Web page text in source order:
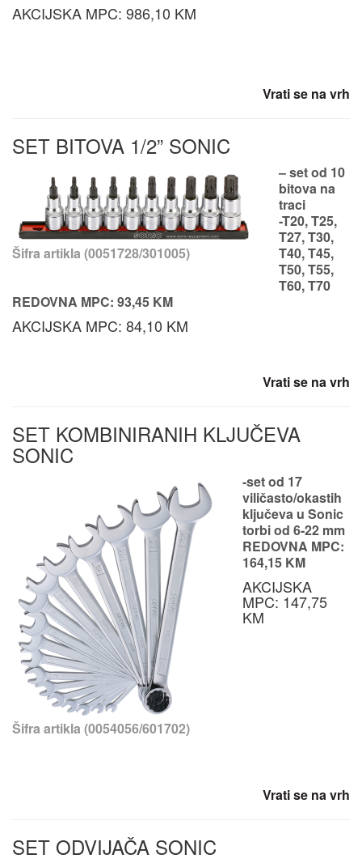
AKCIJSKA MPC: 986,10 KM
Vrati se na vrh
SET BITOVA 1/2” SONIC
Šifra artikla (0051728/301005)
– set od 10
bitova na
traci
-T20, T25,
T27, T30,
T40, T45,
T50, T55,
T60, T70
REDOVNA MPC: 93,45 KM
AKCIJSKA MPC: 84,10 KM
Vrati se na vrh
SET KOMBINIRANIH KLJUČEVA
SONIC
Šifra artikla (0054056/601702)
-set od 17
viličasto/okastih
ključeva u Sonic
torbi od 6-22 mm
REDOVNA MPC:
164,15 KM
AKCIJSKA
MPC: 147,75
KM
Vrati se na vrh
SET ODVIJAČA SONIC